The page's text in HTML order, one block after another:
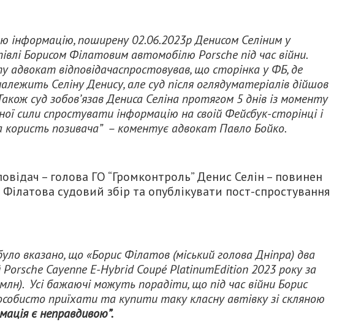
інформацію, поширену 02.06.2023р Денисом Селіним у
Борисом Філатовим автомобілю Porsche під час війни.
адвокат відповідачаспростовував, що сторінка у ФБ, де
Селіну Денису, але суд після оглядуматеріалів дійшов
суд зобов’язав Дениса Селіна протягом 5 днів із моменту
сили спростувати інформацію на своій Фейсбук-сторінці і
користь позивача” – коментує адвокат Павло Бойко.
– голова ГО “Громконтроль” Денис Селін – повинен
судовий збір та опублікувати пост-спростування
вказано, що «Борис Філатов (міський голова Дніпра) два
Cayenne E-Hybrid Coupé PlatinumEdition 2023 року за
Усі бажаючі можуть порадіти, що під час війни Борис
приїхати та купити таку класну автівку зі скляною
є неправдивою”.